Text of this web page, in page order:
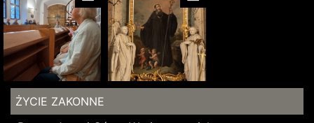
ŻYCIE ZAKONNE